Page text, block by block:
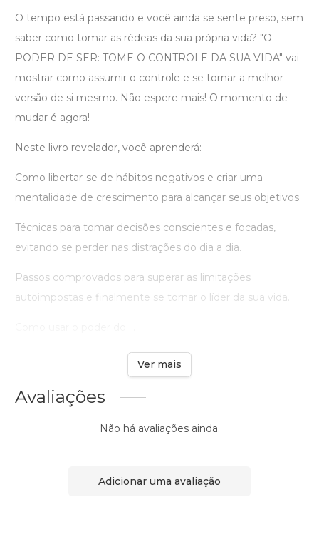
O tempo está passando e você ainda se sente preso, sem
saber como tomar as rédeas da sua própria vida? "O
PODER DE SER: TOME O CONTROLE DA SUA VIDA" vai
mostrar como assumir o controle e se tornar a melhor
versão de si mesmo. Não espere mais! O momento de
mudar é agora!
Neste livro revelador, você aprenderá:
Como libertar-se de hábitos negativos e criar uma
mentalidade de crescimento para alcançar seus objetivos.
Técnicas para tomar decisões conscientes e focadas,
evitando se perder nas distrações do dia a dia.
Passos comprovados para superar as limitações
autoimpostas e finalmente se tornar o líder da sua vida.
Ver mais
Avaliações
Não há avaliações ainda.
Adicionar uma avaliação